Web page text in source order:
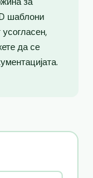
шаблони
да се